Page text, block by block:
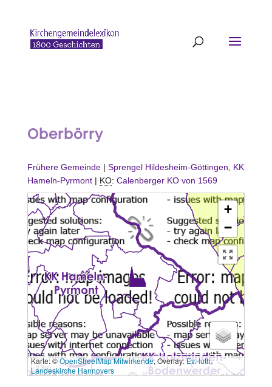
Oberbörry
Frühere Gemeinde| Sprengel Hildesheim-Göttingen
KK
Hameln-Pyrmont| KO: Calenberger KO von 1569
+
−
3 km
Karte: ©OpenStreetMap Mitwirkende, Overlay:Ev.-luth.
Landeskirche Hannovers